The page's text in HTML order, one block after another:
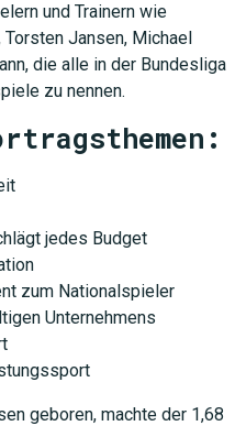
und Trainern wie
Jansen, Michael
die alle in der Bundesliga
zu nennen.
jedes Budget
zum Nationalspieler
Unternehmens
geboren, machte der 1,68